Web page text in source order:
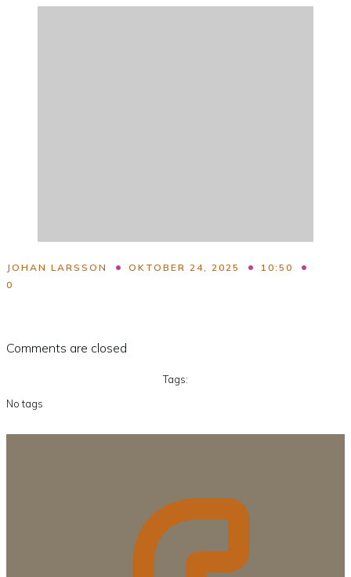
JOHAN LARSSON • OKTOBER 24, 2025 • 10:50 •
0
Comments are closed
Tags:
No tags